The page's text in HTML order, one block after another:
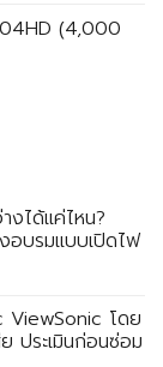
(4,000
งได้แค่ไหน?
อบรมแบบเปิดไฟ
ViewSonic โดย
ประเมินก่อนซ่อม